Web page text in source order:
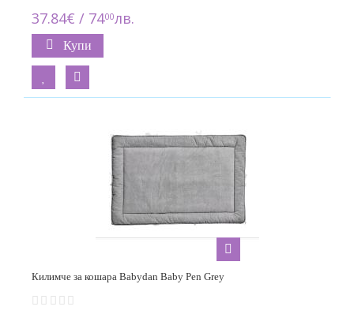
37.84€ / 7400лв.
Купи
Килимче за кошара Babydan Baby Pen Grey